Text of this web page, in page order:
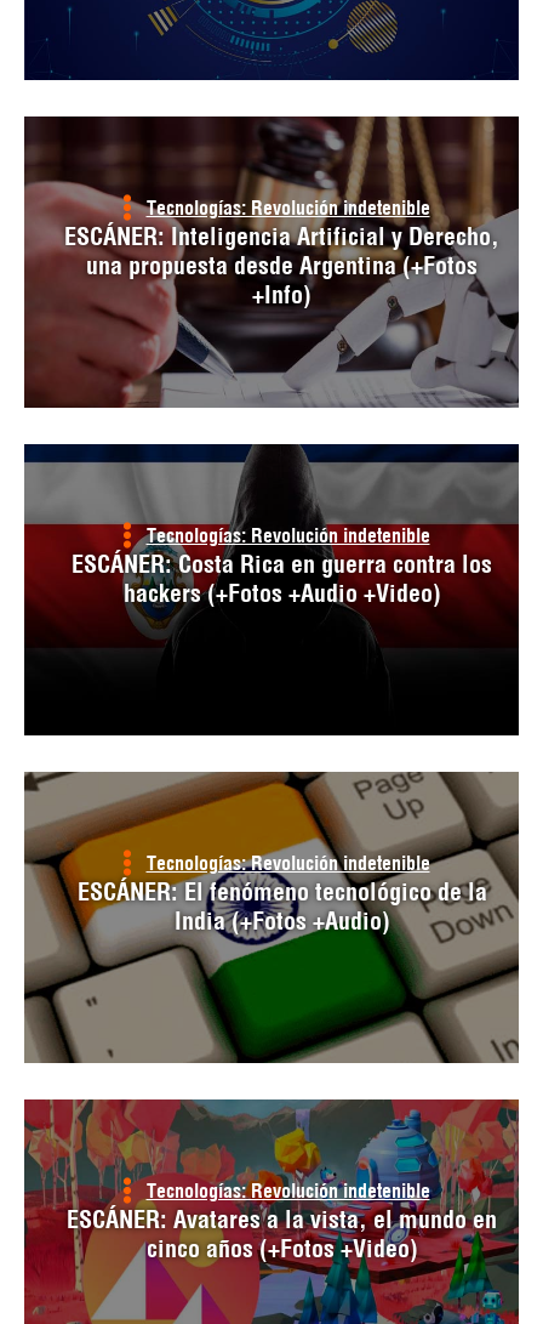
Tecnologías: Revolución indetenible
ESCÁNER: Inteligencia Artificial y Derecho,
una propuesta desde Argentina (+Fotos
+Info)
Tecnologías: Revolución indetenible
ESCÁNER: Costa Rica en guerra contra los
hackers (+Fotos +Audio +Video)
Tecnologías: Revolución indetenible
ESCÁNER: El fenómeno tecnológico de la
India (+Fotos +Audio)
Tecnologías: Revolución indetenible
ESCÁNER: Avatares a la vista, el mundo en
cinco años (+Fotos +Video)